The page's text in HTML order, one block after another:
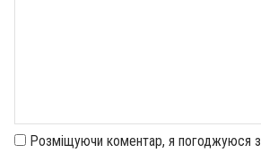
Розміщуючи коментар, я погоджуюся з